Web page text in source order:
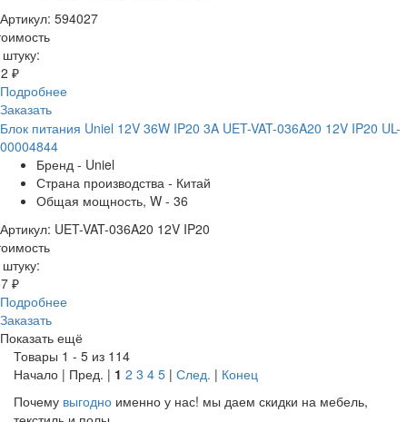
Артикул: 594027
₽
Подробнее
Заказать
Блок питания Uniel 12V 36W IP20 3A UET-VAT-036A20 12V IP20 UL-
00004844
Бренд - Uniel
Страна производства - Китай
Общая мощность, W - 36
Артикул: UET-VAT-036A20 12V IP20
₽
Подробнее
Заказать
Показать ещё
Товары 1 - 5 из 114
Начало | Пред. | 1 2 3 4 5 | След. | Конец
Почему выгодно именно у нас! мы даем скидки на мебель,